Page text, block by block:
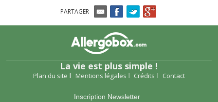
PARTAGER
La vie est plus simple !
Plan du site Mentions légales Crédits Contact
Inscription Newsletter